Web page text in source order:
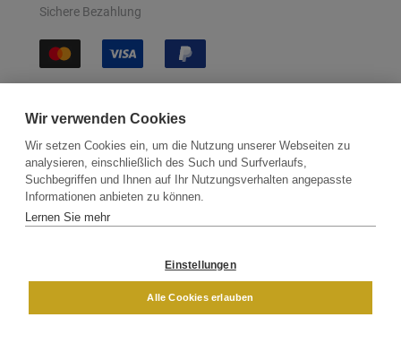
Sichere Bezahlung
Kontakt Newsletter Partner
Versand
DAMEN
Wir verwenden Cookies
Wir setzen Cookies ein, um die Nutzung unserer Webseiten zu
analysieren, einschließlich des Such und Surfverlaufs,
Suchbegriffen und Ihnen auf Ihr Nutzungsverhalten angepasste
Informationen anbieten zu können.
Lernen Sie mehr
Einstellungen
Alle Cookies erlauben